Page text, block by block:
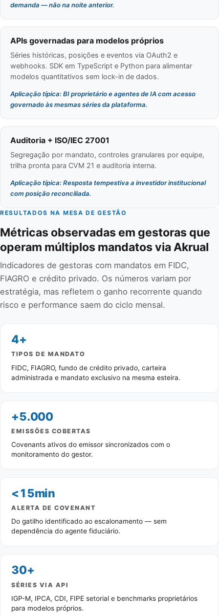
demanda — não na noite anterior.
APIs governadas para modelos próprios
Séries históricas, posições e eventos via OAuth2 e
webhooks. SDK em TypeScript e Python para alimentar
modelos quantitativos sem lock-in de dados.
Aplicação típica: BI proprietário e agentes de IA com acesso
governado às mesmas séries da plataforma.
Auditoria + ISO/IEC 27001
Segregação por mandato, controles granulares por equipe,
trilha pronta para CVM 21 e auditoria interna.
Aplicação típica: Resposta tempestiva a investidor institucional
com posição reconciliada.
RESULTADOS NA MESA DE GESTÃO
Métricas observadas em gestoras que
operam múltiplos mandatos via Akrual
Indicadores de gestoras com mandatos em FIDC,
FIAGRO e crédito privado. Os números variam por
estratégia, mas refletem o ganho recorrente quando
risco e performance saem do ciclo mensal.
4+
TIPOS DE MANDATO
FIDC, FIAGRO, fundo de crédito privado, carteira
administrada e mandato exclusivo na mesma esteira.
+5.000
EMISSÕES COBERTAS
Covenants ativos do emissor sincronizados com o
monitoramento do gestor.
<15min
ALERTA DE COVENANT
Do gatilho identificado ao escalonamento — sem
dependência do agente fiduciário.
30+
SÉRIES VIA API
IGP-M, IPCA, CDI, FIPE setorial e benchmarks proprietários
para modelos próprios.